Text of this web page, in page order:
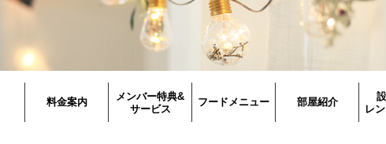
料金案内
メンバー特典&
サービス
フードメニュー 部屋紹介
レ